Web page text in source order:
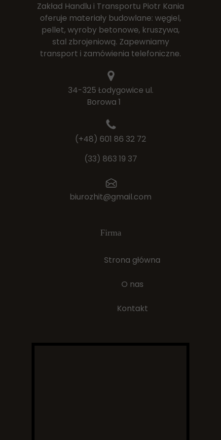
(+48) 601 86 32 72
(33) 863 19 37
biurozhit@gmail.com
34-325 Łodygowice ul.
Borowa 1
Zakład Handlu i Transportu Piotr Kania
oferuje materiały budowlane: węgiel,
pellet, wyroby betonowe, kruszywa,
stal zbrojeniową. Zapewniamy
transport i zamówienia telefoniczne.
Firma
Strona główna
O nas
Kontakt